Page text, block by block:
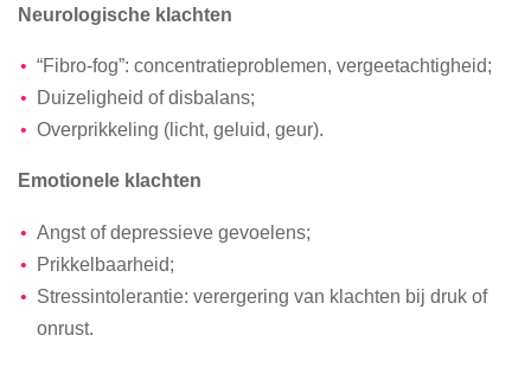
Neurologische klachten
“Fibro-fog”: concentratieproblemen, vergeetachtigheid;
Duizeligheid of disbalans;
Overprikkeling (licht, geluid, geur).
Emotionele klachten
Angst of depressieve gevoelens;
Prikkelbaarheid;
Stressintolerantie: verergering van klachten bij druk of
onrust.